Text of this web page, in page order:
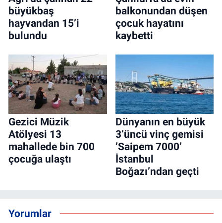
büyükbaş
hayvandan 15’i
bulundu
balkonundan düşen
çocuk hayatını
kaybetti
Gezici Müzik
Atölyesi 13
mahallede bin 700
çocuğa ulaştı
Dünyanın en büyük
3’üncü vinç gemisi
’Saipem 7000’
İstanbul
Boğazı’ndan geçti
Yorumlar